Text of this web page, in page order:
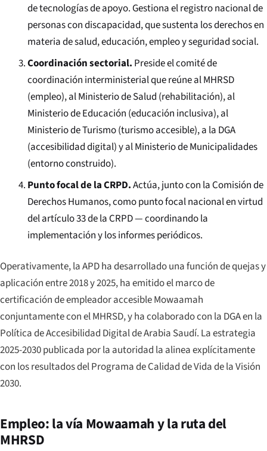
de tecnologías de apoyo. Gestiona el registro nacional de
personas con discapacidad, que sustenta los derechos en
materia de salud, educación, empleo y seguridad social.
Coordinación sectorial. Preside el comité de
coordinación interministerial que reúne al MHRSD
(empleo), al Ministerio de Salud (rehabilitación), al
Ministerio de Educación (educación inclusiva), al
Ministerio de Turismo (turismo accesible), a la DGA
(accesibilidad digital) y al Ministerio de Municipalidades
(entorno construido).
Punto focal de la CRPD.Actúa, junto con la Comisión de
Derechos Humanos, como punto focal nacional en virtud
del artículo 33 de la CRPD — coordinando la
implementación y los informes periódicos.
Operativamente, la APD ha desarrollado una función de quejas y
aplicación entre 2018 y 2025, ha emitido el marco de
certificación de empleador accesible Mowaamah
conjuntamente con el MHRSD, y ha colaborado con la DGA en la
Política de Accesibilidad Digital de Arabia Saudí. La estrategia
2025-2030 publicada por la autoridad la alinea explícitamente
con los resultados del Programa de Calidad de Vida de la Visión
2030.
Empleo: la vía Mowaamah y la ruta del
MHRSD